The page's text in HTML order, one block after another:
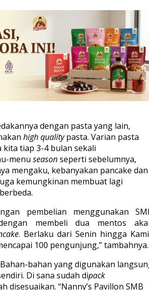
dengan pasta yang lain,
high qualitypasta. Varian pasta
kita tiap 3-4 bulan sekali
menu seasonseperti sebelumnya,
mengaku, kebanyakan pancake dan
kemungkinan membuat lagi
pembelian menggunakan
membeli dua mentos
. Berlaku dari Senin hingga
100 pengunjung,” tambahnya.
bahan yang digunakan
Di sana sudah dipack
disesuaikan. “Nanny’s Pavillon SMB